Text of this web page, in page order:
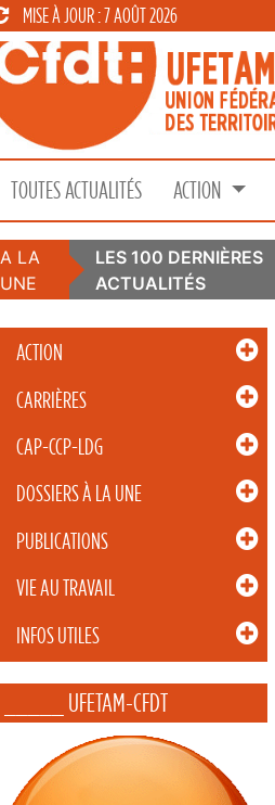
MISE À JOUR : 7 AOÛT 2026
TOUTES ACTUALITÉS ACTION
A LA
UNE
LES 100 DERNIÈRES
ACTUALITÉS
ACTION
CARRIÈRES
CAP-CCP-LDG
DOSSIERS À LA UNE
PUBLICATIONS
VIE AU TRAVAIL
INFOS UTILES
_____ UFETAM-CFDT